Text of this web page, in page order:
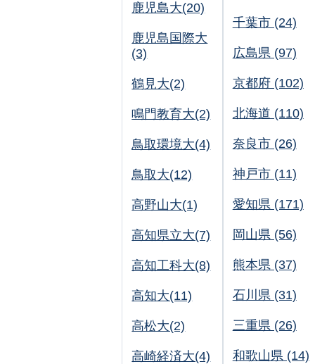
鹿児島大(20)
鹿児島国際大
(3)
鶴見大(2)
鳴門教育大(2)
鳥取環境大(4)
鳥取大(12)
高野山大(1)
高知県立大(7)
高知工科大(8)
高知大(11)
高松大(2)
高崎経済大(4)
千葉市 (24)
広島県 (97)
京都府 (102)
北海道 (110)
奈良市 (26)
神戸市 (11)
愛知県 (171)
岡山県 (56)
熊本県 (37)
石川県 (31)
三重県 (26)
和歌山県 (14)